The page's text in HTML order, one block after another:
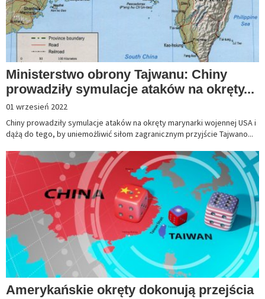
Ministerstwo obrony Tajwanu: Chiny
prowadziły symulacje ataków na okręty...
01 wrzesień 2022
Chiny prowadziły symulacje ataków na okręty marynarki wojennej USA i
dążą do tego, by uniemożliwić siłom zagranicznym przyjście Tajwano...
Amerykańskie okręty dokonują przejścia